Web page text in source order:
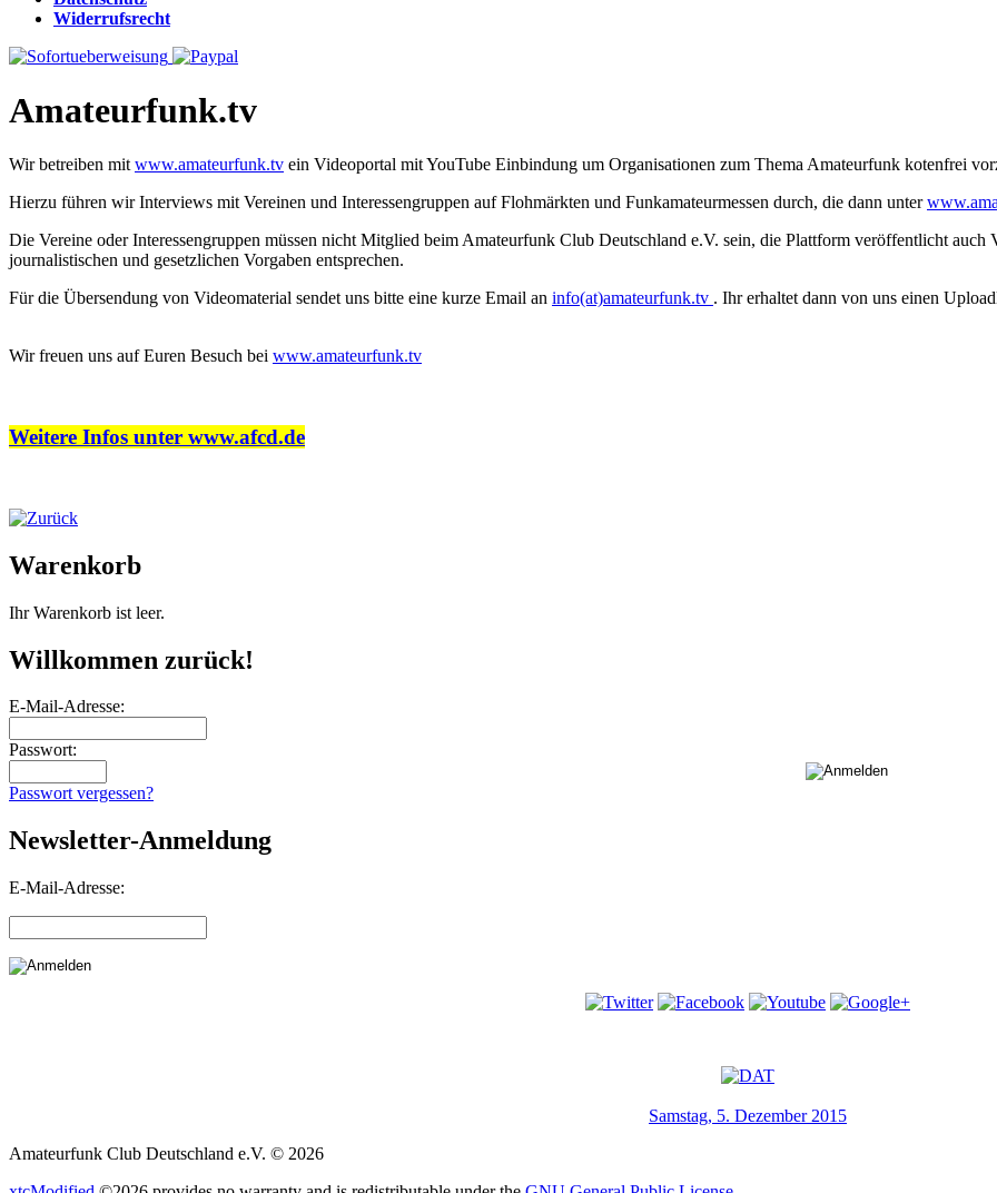
Widerrufsrecht
Amateurfunk.tv
Wir betreiben mitwww.amateurfunk.tv ein Videoportal mit YouTube Einbindung um Organisationen zum Thema Amateurfunk kotenfrei
Hierzu führen wir Interviews mit Vereinen und Interessengruppen auf Flohmärkten und Funkamateurmessen durch, die dann unter
Die Vereine oder Interessengruppen müssen nicht Mitglied beim Amateurfunk Club Deutschland e.V. sein, die Plattform veröffentlicht
journalistischen und gesetzlichen Vorgaben entsprechen.
Für die Übersendung von Videomaterial sendet uns bitte eine kurze Email an info(at)amateurfunk.tv . Ihr erhaltet dann von uns einen
Wir freuen uns auf Euren Besuch bei www.amateurfunk.tv
Weitere Infos unter www.afcd.de
Warenkorb
Ihr Warenkorb ist leer.
Willkommen zurück!
E-Mail-Adresse:
Passwort:
Passwort vergessen?
Newsletter-Anmeldung
E-Mail-Adresse:
Samstag, 5. Dezember 2015
Amateurfunk Club Deutschland e.V. © 2026